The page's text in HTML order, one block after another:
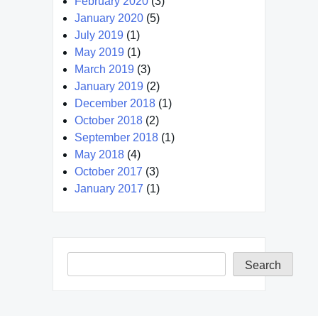
January 2020 (5)
July 2019 (1)
May 2019 (1)
March 2019 (3)
January 2019 (2)
December 2018 (1)
October 2018 (2)
September 2018 (1)
May 2018 (4)
October 2017 (3)
January 2017 (1)
Search